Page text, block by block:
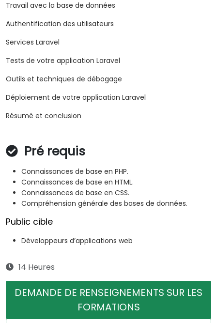
Travail avec la base de données
Authentification des utilisateurs
Services Laravel
Tests de votre application Laravel
Outils et techniques de débogage
Déploiement de votre application Laravel
Résumé et conclusion
Pré requis
Connaissances de base en PHP.
Connaissances de base en HTML.
Connaissances de base en CSS.
Compréhension générale des bases de données.
Public cible
Développeurs d’applications web
14 Heures
DEMANDE DE RENSEIGNEMENTS SUR LES
FORMATIONS